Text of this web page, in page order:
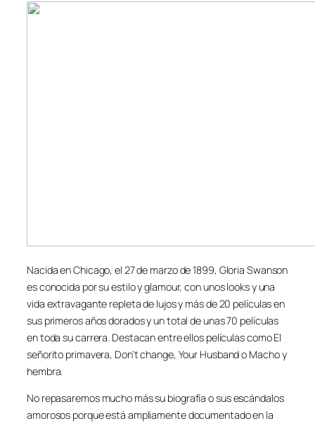
Nacida en Chicago, el 27 de marzo de 1899, Gloria Swanson
es conocida por su estilo y glamour, con unos looks y una
vida extravagante repleta de lujos y más de 20 películas en
sus primeros años dorados y un total de unas 70 películas
en toda su carrera. Destacan entre ellos películas comoEl
señorito primavera, Don’t change, Your Husbando Macho y
hembra
No repasaremos mucho más su biografía o sus escándalos
amorosos porque está ampliamente documentado en la